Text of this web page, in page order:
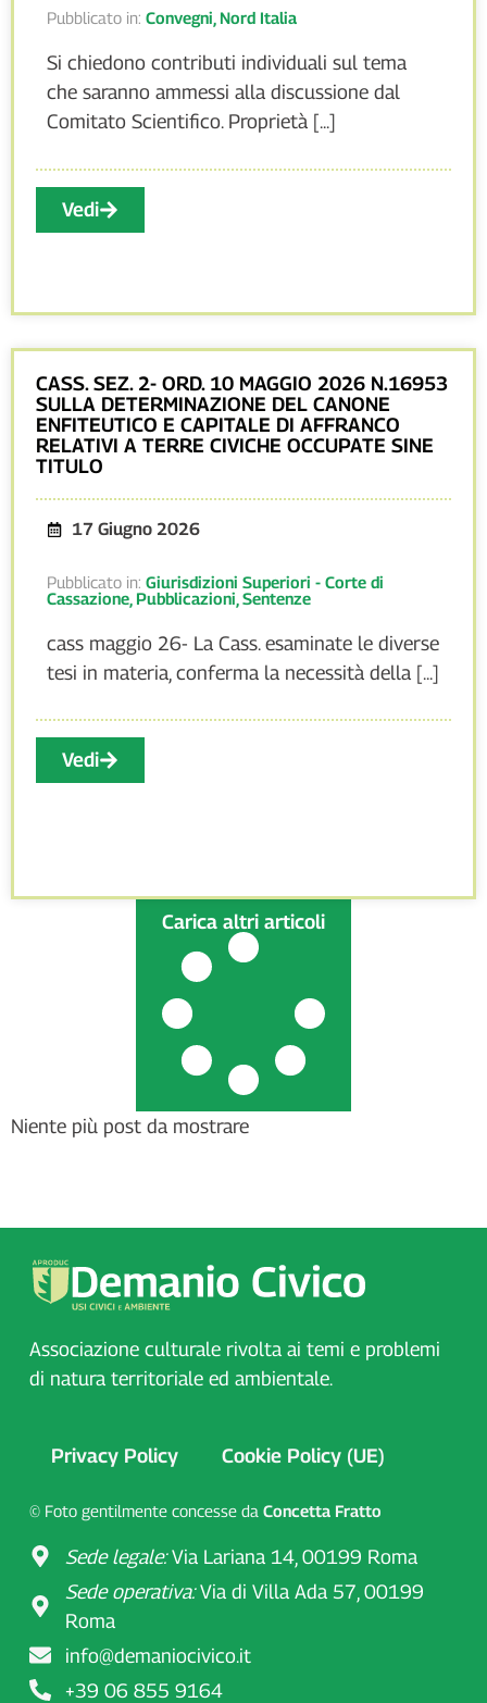
Pubblicato in: Convegni, Nord Italia
Si chiedono contributi individuali sul tema
che saranno ammessi alla discussione dal
Comitato Scientifico. Proprietà [...]
Vedi
CASS. SEZ. 2- ORD. 10 MAGGIO 2026 N.16953
SULLA DETERMINAZIONE DEL CANONE
ENFITEUTICO E CAPITALE DI AFFRANCO
RELATIVI A TERRE CIVICHE OCCUPATE SINE
TITULO
17 Giugno 2026
Pubblicato in: Giurisdizioni Superiori - Corte di
Cassazione, Pubblicazioni, Sentenze
cass maggio 26- La Cass. esaminate le diverse
tesi in materia, conferma la necessità della [...]
Vedi
Carica altri articoli
Niente più post da mostrare
Associazione culturale rivolta ai temi e problemi
di natura territoriale ed ambientale.
Privacy Policy Cookie Policy (UE)
© Foto gentilmente concesse da Concetta Fratto
Sede legale:Via Lariana 14, 00199 Roma
Sede operativa:Via di Villa Ada 57, 00199
Roma
info@demaniocivico.it
+39 06 855 9164